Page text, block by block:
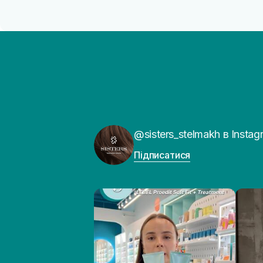
@sisters_stelmakh в
Підписатися